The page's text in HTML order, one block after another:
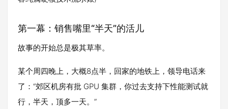
第一幕：销售嘴里“半天”的活儿
故事的开始总是极其草率。
某个周四晚上，大概8点半，回家的地铁上，领导电话来
了：“郊区机房有批 GPU 集群，你过去支持下性能测试就
行，半天，顶多一天。”